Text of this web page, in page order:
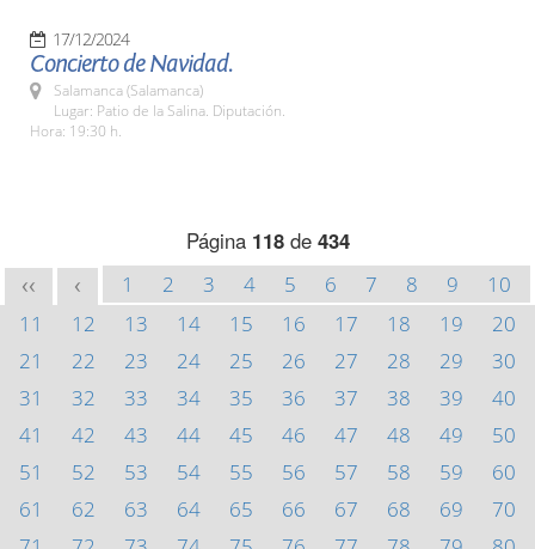
17/12/2024
Concierto de Navidad.
Salamanca (Salamanca)
Lugar: Patio de la Salina. Diputación.
Hora: 19:30 h.
Página 118de 434
<< < 1 2 3 4 5 6 7 8 9
10
11
12 13 14 15 16 17 18 19
20
21
22 23 24 25 26 27 28 29
30
31
32 33 34 35 36 37 38 39
40
41
42 43 44 45 46 47 48 49
50
51
52 53 54 55 56 57 58 59
60
61
62 63 64 65 66 67 68 69
70